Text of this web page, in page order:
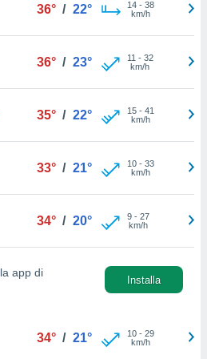
36° / 22° 14- 38
km/h
36° / 23° 11 - 32
km/h
35° / 22° 15- 41
km/h
33° / 21° 10- 33
km/h
34° / 20° 9- 27
km/h
la app di
Installa
34° / 21° 10- 29
km/h